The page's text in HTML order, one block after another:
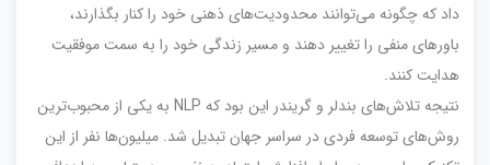
داد که چگونه می‌توانند محدودیت‌های ذهنی خود را کنار بگذارند،
باورهای منفی را تغییر دهند و مسیر زندگی خود را به سمت موفقیت
هدایت کنند.
نتیجه تلاش‌های بندلر و گریندر این بود که NLP به یکی از محبوب‌ترین
روش‌های توسعه فردی در سراسر جهان تبدیل شد. میلیون‌ها نفر از این